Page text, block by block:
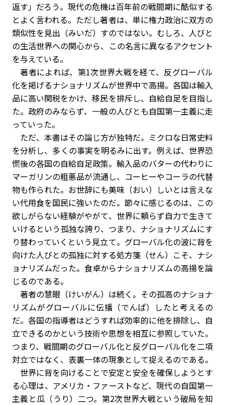
返す」だろう。現代の危機は百年前の戦間期に酷似する
とよく言われる。ただし著者は、単に権力政治に双方の
類似性を見出（みいだ）すのではない。むしろ、人びと
の生活世界への関心から、この名言に異なるアクセント
を与えている。
著者によれば、第1次世界大戦を経て、反グローバル
化を掲げるナショナリズムが世界中で高揚。各国は輸入
品に高い関税をかけ、移民を排斥し、自給自足を目指し
た。政府のみならず、一般の人びとも自国第一主義に走
っていった。
ただ、本書はその論じ方が独特だ。ミクロな日常史料
を分析し、多くの事実を明るみに出す。例えば、世界恐
慌後の各国の自給自足政策。輸入品のバターの代わりに
マーガリンの粗悪品が流通し、コーヒーやコーラの代替
物も作られた。お世辞にも美味（おい）しいとは言えな
い代用食を国民に強いたのだ。節々に感じるのは、この
欲しがらない経験がやがて、世界に頼らず自力で生きて
いけるという孤独な誇り、つまり、ナショナリズムにす
り替わっていくという見立て。グローバル化の波に背を
向けた人びとの孤独に対する処方箋（せん）こそ、ナシ
ョナリズムだった。食卓からナショナリズムの高揚を論
じるのである。
著者の慧眼（けいがん）は続く。その孤高のナショナ
リズムがグローバルに伝播（でんぱ）したと考えるの
だ。各国の指導者はどうすれば効率的に他を排除し、自
立できるのかという技術や思想を相互に参照していた。
つまり、戦間期のグローバル化と反グローバル化を二項
対立ではなく、表裏一体の現象として捉えるのである。
世界に背を向けることで安定と安全を確保しようとす
る心理は、アメリカ・ファーストなど、現代の自国第一
主義と瓜（うり）二つ。第2次世界大戦という破局を知